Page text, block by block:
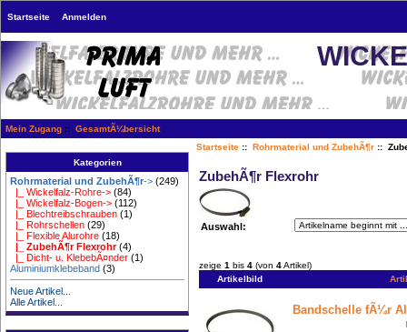
Startseite Anmelden
Mein Zugang:: GesamtÃ¼bersicht
Kategorien
Rohrmaterial und ZubehÃ¶r-> (249)
|_ Wickelfalz-Rohre-> (84)
|_ Wickelfalz-Bogen-> (112)
|_ Blechtreibschrauben (1)
|_ Rohrschellen (29)
|_ Flexible Alurohre (18)
|_ ZubehÃ¶r Flexrohr(4)
|_ Dicht- u. KlebebÃ¤nder (1)
Aluminiumklebeband (3)
Neue Artikel...
Alle Artikel...
Startseite:: Rohrmaterial und ZubehÃ¶r::
ZubehÃ¶r Flexrohr
Auswahl:
zeige 1 bis 4 (von 4Artikel)
Artikelbild
Bandschelle fÃ¼r